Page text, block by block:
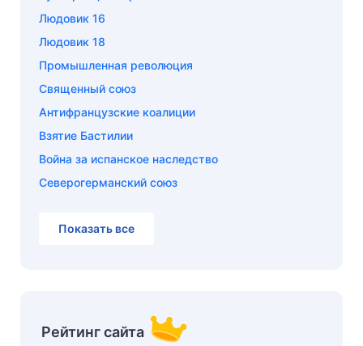
Людовик 16
Людовик 18
Промышленная революция
Священный союз
Антифранцузские коалиции
Взятие Бастилии
Война за испанское наследство
Северогерманский союз
Показать все
Рейтинг сайта